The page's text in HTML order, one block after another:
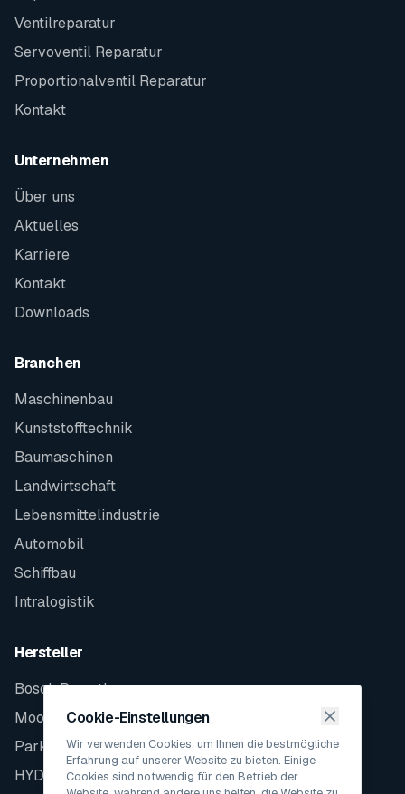
Ventilreparatur
Servoventil Reparatur
Proportionalventil Reparatur
Kontakt
Unternehmen
Über uns
Aktuelles
Karriere
Kontakt
Downloads
Branchen
Maschinenbau
Kunststofftechnik
Baumaschinen
Landwirtschaft
Lebensmittelindustrie
Automobil
Schiffbau
Intralogistik
Hersteller
Bosch Rexroth
Moog
Parker
HYDAC
Cookie-Einstellungen
Wir verwenden Cookies, um Ihnen die bestmögliche
Erfahrung auf unserer Website zu bieten. Einige
Cookies sind notwendig für den Betrieb der